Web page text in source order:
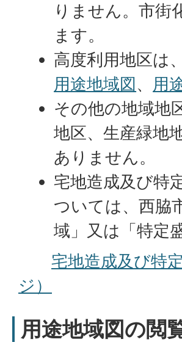
りません。市街
ます。
高度利用地区は
用途地域図、 用
その他の地域地
地区、生産緑地
ありません。
宅地造成及び特
ついては、西脇
域」又は「特定
宅地造成及び特
ジ）
用途地域図の閲